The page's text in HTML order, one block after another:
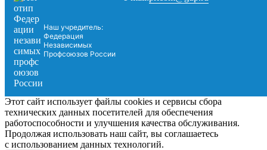
Наш учредитель:
Федерация
Независимых
Профсоюзов России
Этот сайт использует файлы cookies и сервисы сбора
технических данных посетителей для обеспечения
работоспособности и улучшения качества обслуживания.
Продолжая использовать наш сайт, вы соглашаетесь
с использованием данных технологий.